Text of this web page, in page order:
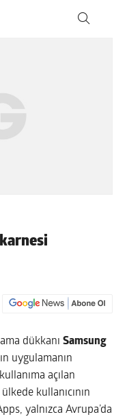
dükkanıSamsung
uygulamanın
açılan
kullanıcının
yalnızca Avrupa’da